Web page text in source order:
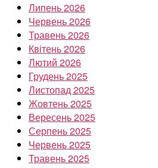
Липень 2026
Червень 2026
Травень 2026
Квітень 2026
Лютий 2026
Грудень 2025
Листопад 2025
Жовтень 2025
Вересень 2025
Серпень 2025
Червень 2025
Травень 2025